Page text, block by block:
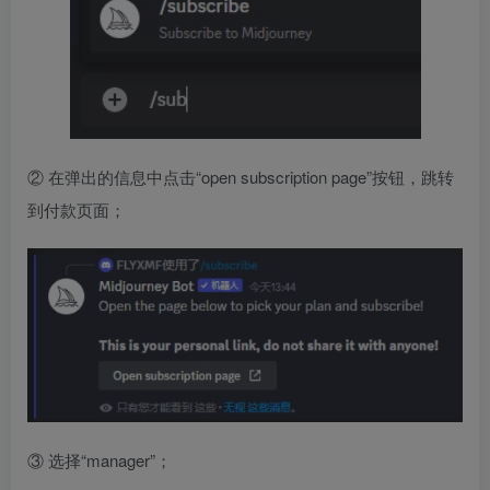
② 在弹出的信息中点击“open subscription page”按钮，跳转
到付款页面；
③ 选择“manager”；